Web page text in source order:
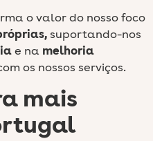
o valor do nosso foco
suportando-nos
e na melhoria
os nossos serviços.
mais